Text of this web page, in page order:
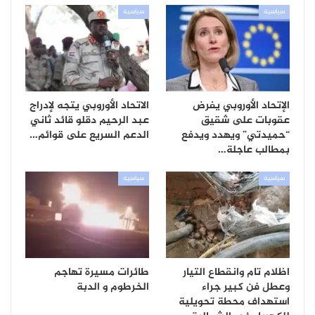
سياسية
الإتحاد الأوروبي يفرض
عقوبات على شقيق
“حميدتي” ويهدد ويدفع
بمطالب عاجلة…
سياسية
الاتحاد الأوروبي يتجه لإدراج
عبد الرحيم دقلو قائد ثاني
الدعم السريع على قوائم…
سياسية
اظلام تام وانقطاع التيار
وعطل فن كبير جراء
استهداف محطة تحويلية
سياسية
طائرات مسيرة تهاجم
الخرطوم و الدبة